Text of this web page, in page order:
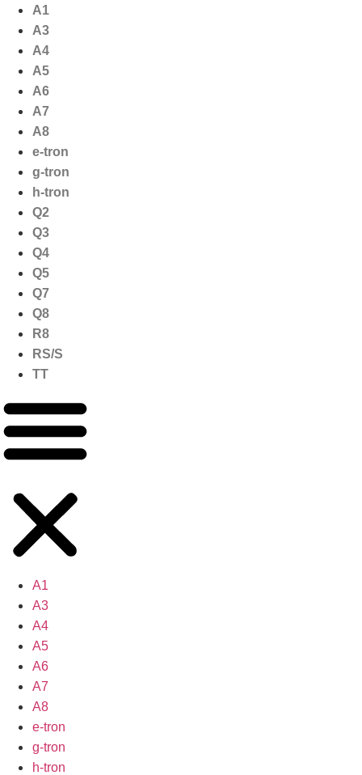
naar
inhoud
A1
A3
A4
A5
A6
A7
A8
e-tron
g-tron
h-tron
Q2
Q3
Q4
Q5
Q7
Q8
R8
RS/S
TT
A1
A3
A4
A5
A6
A7
A8
e-tron
g-tron
h-tron